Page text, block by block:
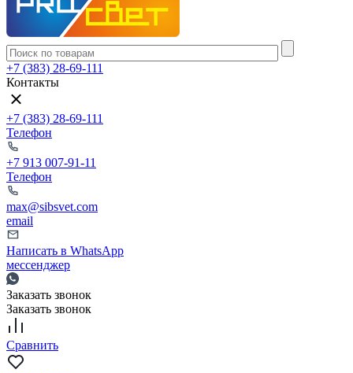
+7 (383) 28-69-111
Контакты
+7 (383) 28-69-111
Телефон
+7 913 007-91-11
Телефон
max@sibsvet.com
email
Написать в WhatsApp
мессенджер
Заказать звонок
Заказать звонок
Сравнить